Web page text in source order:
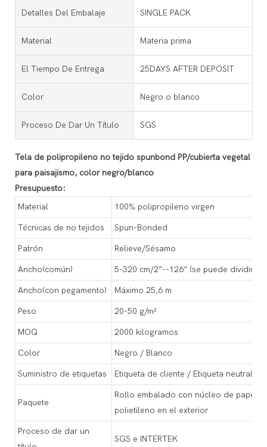
Detalles Del Embalaje SINGLE PACK
Material Materia prima
El Tiempo De Entrega 25DAYS AFTER DEPOSIT
Color Negro o blanco
Proceso De Dar Un Título SGS
Tela de polipropileno no tejido spunbond PP/cubierta vegetal
para paisajismo, color negro/blanco
Presupuesto:
Material
100% polipropileno virgen
Técnicas de no tejidos Spun-Bonded
Patrón Relieve/Sésamo
Ancho(común) 5-320 cm/2”--126” (se puede dividir
Ancho(con pegamento) Máximo 25,6 m
Peso 20-50 g/m²
MOQ 2000 kilogramos
Color Negro / Blanco
Suministro de etiquetas Etiqueta de cliente / Etiqueta neutral
Paquete
Rollo embalado con núcleo de papel
polietileno en el exterior
Proceso de dar un
SGS e INTERTEK